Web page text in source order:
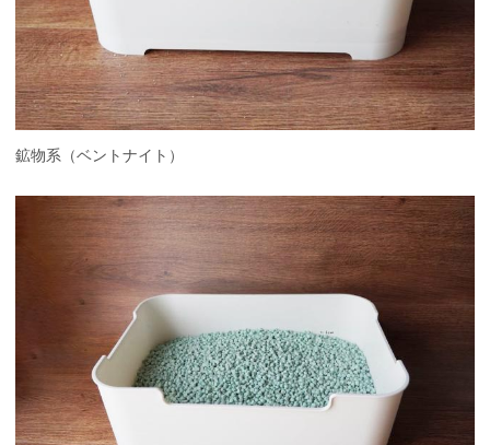
鉱物系（ベントナイト）